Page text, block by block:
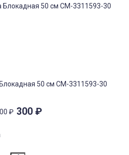
50 см СМ-3311593-30
₽ 300 ₽